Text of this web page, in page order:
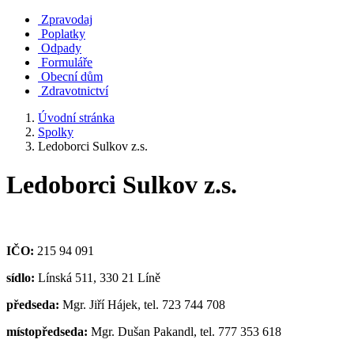
Zpravodaj
Poplatky
Odpady
Formuláře
Obecní dům
Zdravotnictví
Úvodní stránka
Spolky
Ledoborci Sulkov z.s.
Ledoborci Sulkov z.s.
IČO: 215 94 091
sídlo: Línská 511, 330 21 Líně
předseda: Mgr. Jiří Hájek, tel. 723 744 708
místopředseda: Mgr. Dušan Pakandl, tel. 777 353 618